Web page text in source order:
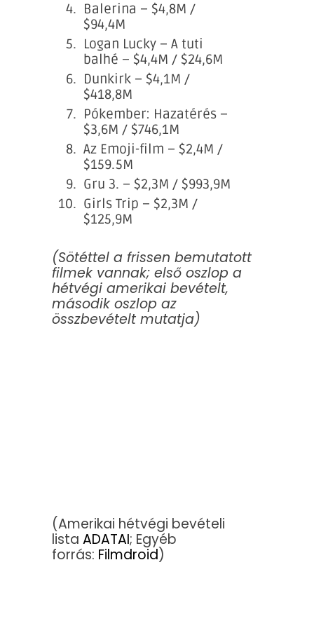
Balerina – $4,8M /
$94,4M
Logan Lucky – A tuti
balhé – $4,4M / $24,6M
Dunkirk – $4,1M /
$418,8M
Pókember: Hazatérés –
$3,6M / $746,1M
Az Emoji-film – $2,4M /
$159.5M
Gru 3. – $2,3M / $993,9M
Girls Trip – $2,3M /
$125,9M
(Sötéttel a frissen bemutatott
filmek vannak; első oszlop a
hétvégi amerikai bevételt,
második oszlop az
összbevételt mutatja)
(Amerikai hétvégi bevételi
lista ADATAI; Egyéb
forrás: Filmdroid)